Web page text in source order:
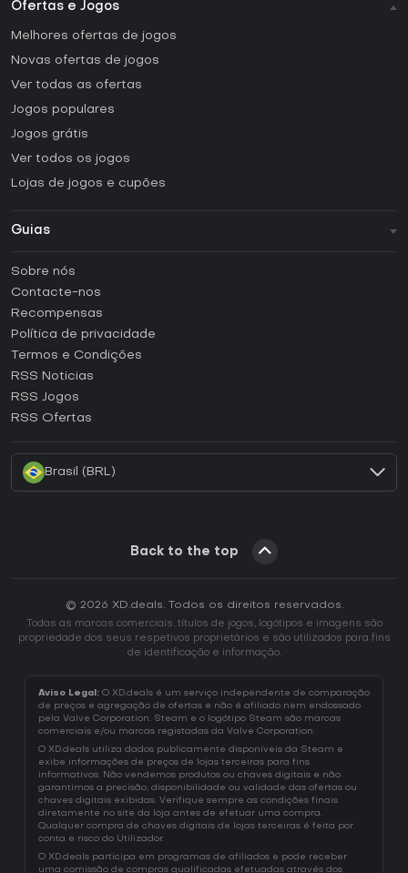
Ofertas e Jogos
Melhores ofertas de jogos
Novas ofertas de jogos
Ver todas as ofertas
Jogos populares
Jogos grátis
Ver todos os jogos
Lojas de jogos e cupões
Guias
Como ativar uma CD Key Steam?
Como ativar uma CD Key Epic Games?
Como ativar uma CD Key GOG?
Como ativar uma CD Key Ubisoft Connect?
Sobre nós
Contacte-nos
Recompensas
Política de privacidade
Termos e Condições
RSS Noticias
RSS Jogos
RSS Ofertas
Brasil (BRL)
Back to the top
© 2026 XD.deals. Todos os direitos reservados.
Todas as marcas comerciais, títulos de jogos, logótipos e imagens são
propriedade dos seus respetivos proprietários e são utilizados para fins
de identificação e informação.
Aviso Legal: O XD.deals é um serviço independente de comparação
de preços e agregação de ofertas e não é afiliado nem endossado
pela Valve Corporation. Steam e o logótipo Steam são marcas
comerciais e/ou marcas registadas da Valve Corporation.
O XD.deals utiliza dados publicamente disponíveis da Steam e
exibe informações de preços de lojas terceiras para fins
informativos. Não vendemos produtos ou chaves digitais e não
garantimos a precisão, disponibilidade ou validade das ofertas ou
chaves digitais exibidas. Verifique sempre as condições finais
diretamente no site da loja antes de efetuar uma compra.
Qualquer compra de chaves digitais de lojas terceiras é feita por
conta e risco do Utilizador.
O XD.deals participa em programas de afiliados e pode receber
uma comissão de compras qualificadas efetuadas através dos